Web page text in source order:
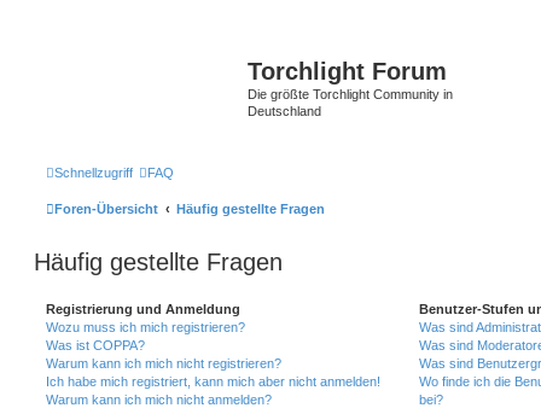
Torchlight Forum
Die größte Torchlight Community in
Deutschland
Schnellzugriff FAQ
Foren-Übersicht Häufig gestellte Fragen
Häufig gestellte Fragen
Registrierung und Anmeldung
Wozu muss ich mich registrieren?
Was ist COPPA?
Warum kann ich mich nicht registrieren?
Ich habe mich registriert, kann mich aber nicht anmelden!
Warum kann ich mich nicht anmelden?
Benutzer-Stufen
Was sind
Was sind
Was sind
Wo finde ich die
bei?